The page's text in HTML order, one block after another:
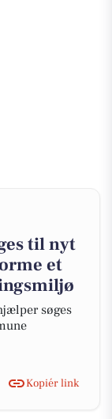
til nyt
et
søges
Kopiér link